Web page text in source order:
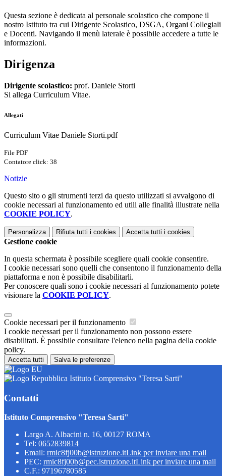
Questa sezione è dedicata al personale scolastico che compone il
nostro Istituto tra cui Dirigente Scolastico, DSGA, Organi Collegiali
e Docenti. Navigando il menù laterale è possibile accedere a tutte le
informazioni.
Dirigenza
Dirigente scolastico: prof. Daniele Storti
Si allega Curriculum Vitae.
Allegati
Curriculum Vitae Daniele Storti.pdf
File PDF
Contatore click: 38
Notizie
Questo sito o gli strumenti terzi da questo utilizzati si avvalgono di
cookie necessari al funzionamento ed utili alle finalità illustrate nella
COOKIE POLICY.
Personalizza Rifiuta tutti i cookies Accetta tutti i cookies
Gestione cookie
In questa schermata è possibile scegliere quali cookie consentire.
I cookie necessari sono quelli che consentono il funzionamento della
piattaforma e non è possibile disabilitarli.
Per conoscere quali sono i cookie necessari al funzionamento potete
visionare la COOKIE POLICY.
Cookie necessari per il funzionamento
I cookie necessari per il funzionamento non possono essere
disabilitati. È possibile consultare l'elenco nella pagina della cookie
policy.
Accetta tutti Salva le preferenze
Istituto Comprensivo "Teresa Sarti"
Contatti
Istituto Comprensivo "Teresa Sarti"
Largo A. Albacini n. 16, 00127 ROMA
Tel: 0652839814
Email: rmic8fj00b@istruzione.itLink per inviare una mail
PEC: rmic8fj00b@pec.istruzione.itLink per inviare una mail
C.F.: 97196780585